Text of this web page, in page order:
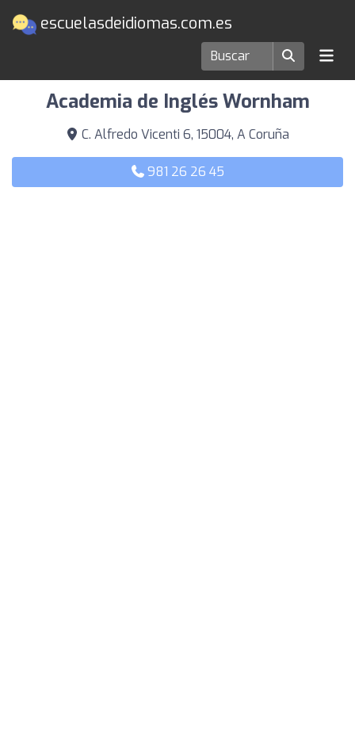
escuelasdeidiomas.com.es
Escuelas de idiomas en A Coruña
Academia de Inglés Wornham
C. Alfredo Vicenti 6, 15004, A Coruña
981 26 26 45